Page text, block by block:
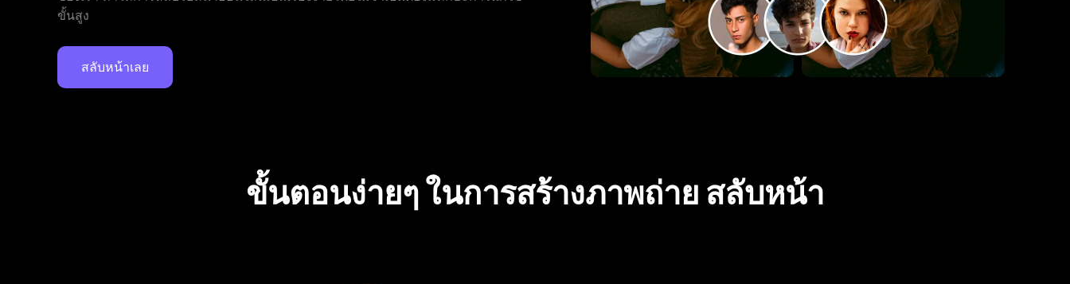
ขั้นสูง
สลับหน้าเลย
ขั้นตอนง่ายๆ ในการสร้างภาพถ่าย สลับหน้า